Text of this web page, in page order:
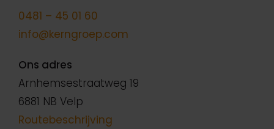
0481 – 45 01 60
info@kerngroep.com
Ons adres
Arnhemsestraatweg 19
6881 NB Velp
Routebeschrijving